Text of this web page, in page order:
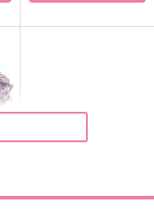
サンプル